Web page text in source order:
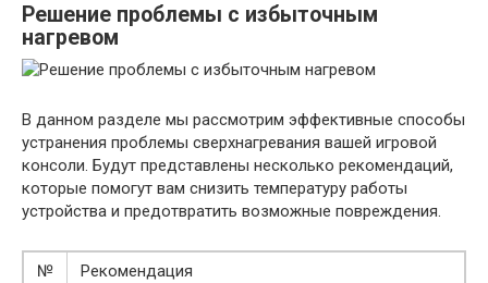
Решение проблемы с избыточным
нагревом
В данном разделе мы рассмотрим эффективные способы
устранения проблемы сверхнагревания вашей игровой
консоли. Будут представлены несколько рекомендаций,
которые помогут вам снизить температуру работы
устройства и предотвратить возможные повреждения.
№ Рекомендация